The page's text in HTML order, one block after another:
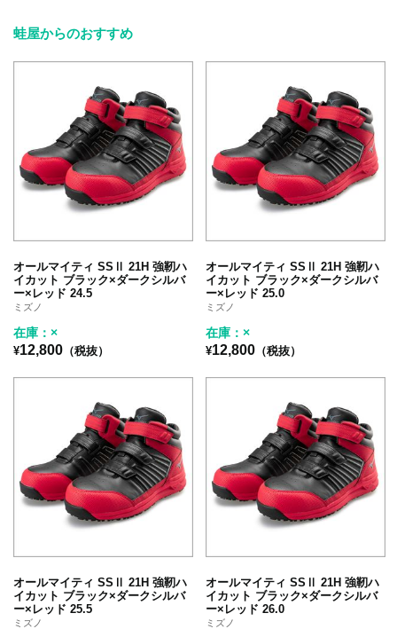
蛙屋からのおすすめ
オールマイティ SSⅡ 21H 強靭ハ
イカット ブラック×ダークシルバ
ー×レッド 24.5
ミズノ
在庫：×
¥12,800 （税抜）
オールマイティ SSⅡ 21H 強靭ハ
イカット ブラック×ダークシルバ
ー×レッド 25.0
ミズノ
在庫：×
¥12,800 （税抜）
オールマイティ SSⅡ 21H 強靭ハ
イカット ブラック×ダークシルバ
ー×レッド 25.5
ミズノ
オールマイティ SSⅡ 21H 強靭ハ
イカット ブラック×ダークシルバ
ー×レッド 26.0
ミズノ